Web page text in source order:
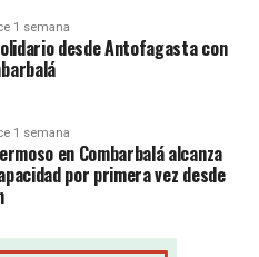
1 semana
desde Antofagasta con
1 semana
en Combarbalá alcanza
por primera vez desde